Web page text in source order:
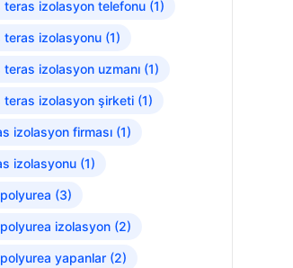
teras izolasyon telefonu(1)
teras izolasyonu(1)
izolasyon uzmanı(1)
teras izolasyon şirketi(1)
izolasyon firması(1)
izolasyonu(1)
(3)
izolasyon(2)
yapanlar(2)